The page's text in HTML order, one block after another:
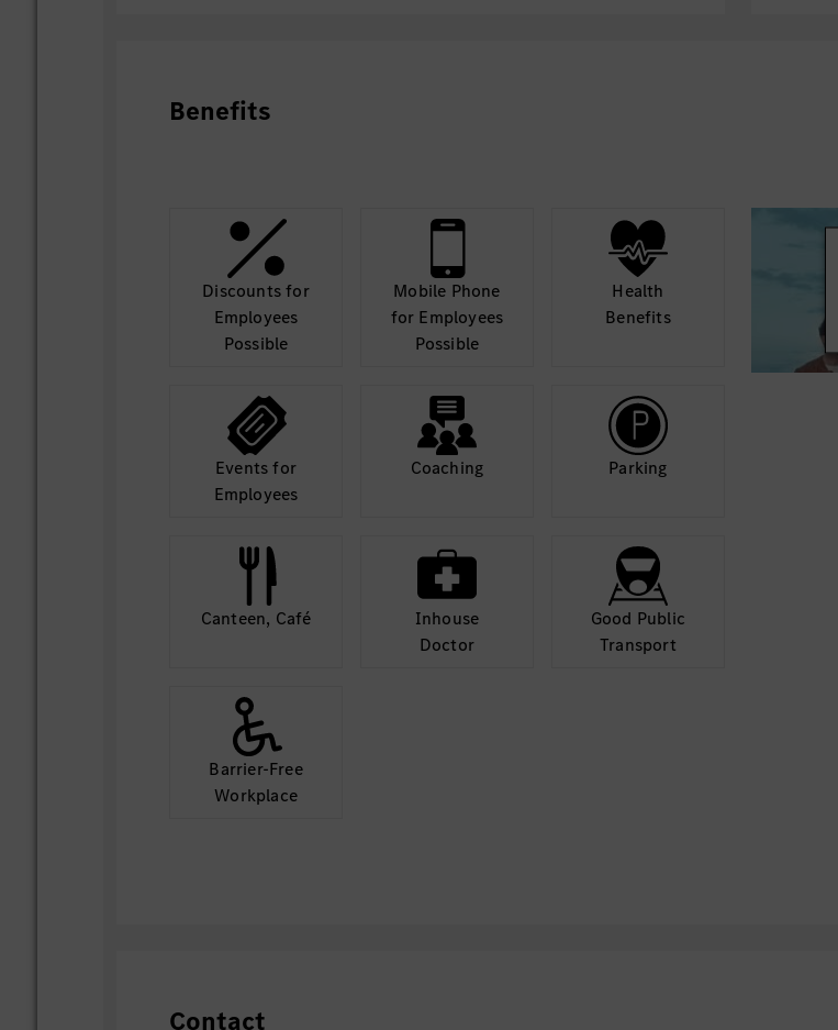
Benefits
Discounts for
Employees
Possible
Mobile Phone
for Employees
Possible
Health
Benefits
Events for
Employees
Coaching Parking
Canteen, Café
Inhouse
Doctor
Good Public
Transport
Barrier-Free
Workplace
Contact